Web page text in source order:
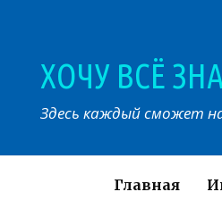
ХОЧУ ВСЁ
Здесь каждый сможет
Главная